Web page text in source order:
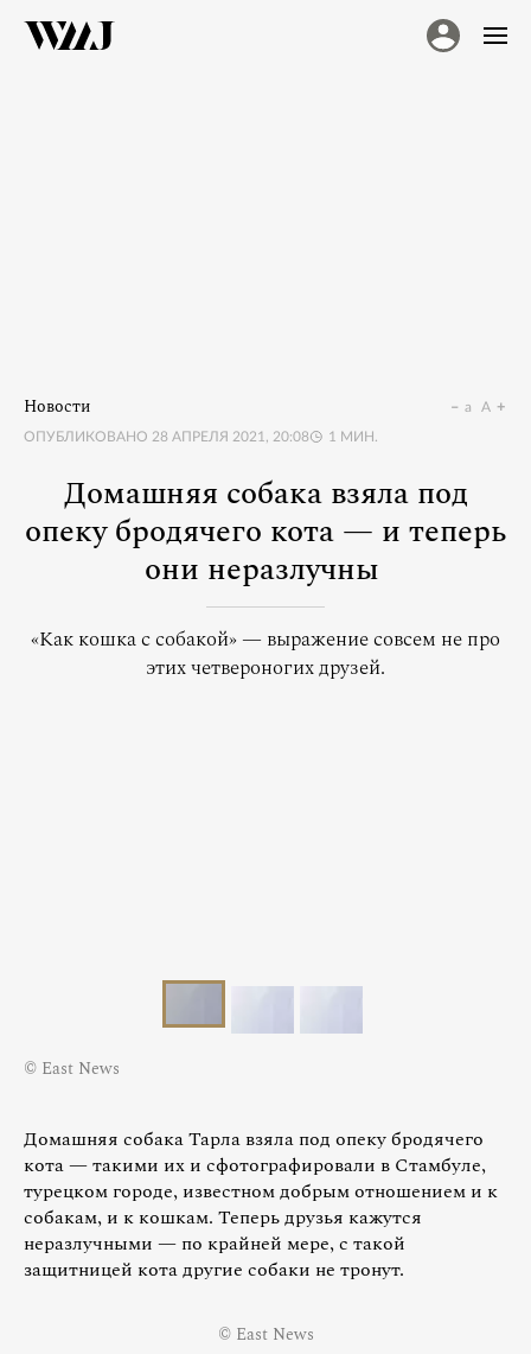
Новости
ОПУБЛИКОВАНО 28 АПРЕЛЯ 2021, 20:08 1 МИН.
a A
Домашняя собака взяла под
опеку бродячего кота — и теперь
они неразлучны
«Как кошка с собакой» — выражение совсем не про
этих четвероногих друзей.
© East News
Домашняя собака Тарла взяла под опеку бродячего
кота — такими их и сфотографировали в Стамбуле,
турецком городе, известном добрым отношением и к
собакам, и к кошкам. Теперь друзья кажутся
неразлучными — по крайней мере, с такой
защитницей кота другие собаки не тронут.
© East News